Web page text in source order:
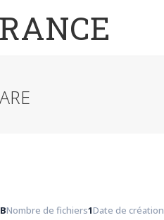
Nombre de fichiers1Date de création